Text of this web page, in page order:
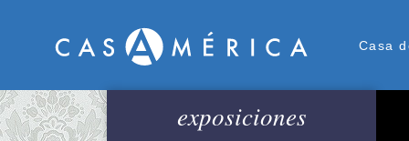
Casa
exposiciones